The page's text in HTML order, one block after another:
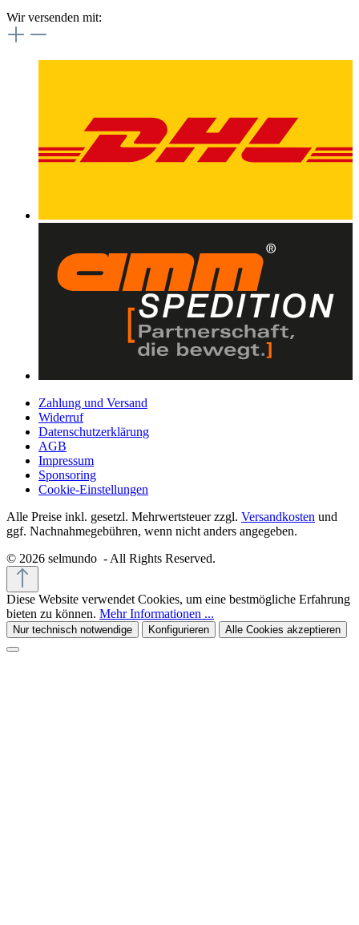
Wir versenden mit:
Zahlung und Versand
Widerruf
Datenschutzerklärung
AGB
Impressum
Sponsoring
Cookie-Einstellungen
Alle Preise inkl. gesetzl. Mehrwertsteuer zzgl. Versandkosten und
ggf. Nachnahmegebühren, wenn nicht anders angegeben.
© 2026 selmundo - All Rights Reserved.
Diese Website verwendet Cookies, um eine bestmögliche Erfahrung
bieten zu können. Mehr Informationen ...
Nur technisch notwendige Konfigurieren Alle Cookies akzeptieren